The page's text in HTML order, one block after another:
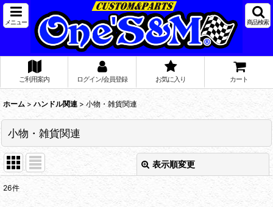
メニュー 商品検索
ご利用案内 ログイン/会員登録 お気に入り カート
ホーム > ハンドル関連 > 小物・雑貨関連
小物・雑貨関連
表示順変更
26件